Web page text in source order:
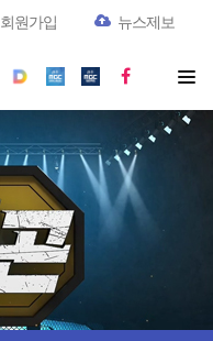
회원가입 뉴스제보